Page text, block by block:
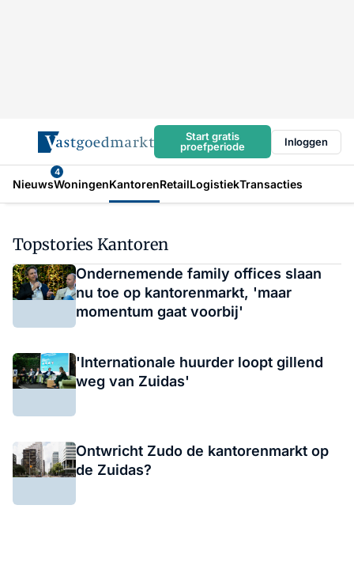
Start gratis
proefperiode
Inloggen
Nieuws
4
WoningenKantorenRetailLogistiekTransacties
Topstories Kantoren
Ondernemende family offices slaan
nu toe op kantorenmarkt, 'maar
momentum gaat voorbij'
'Internationale huurder loopt gillend
weg van Zuidas'
Ontwricht Zudo de kantorenmarkt op
de Zuidas?